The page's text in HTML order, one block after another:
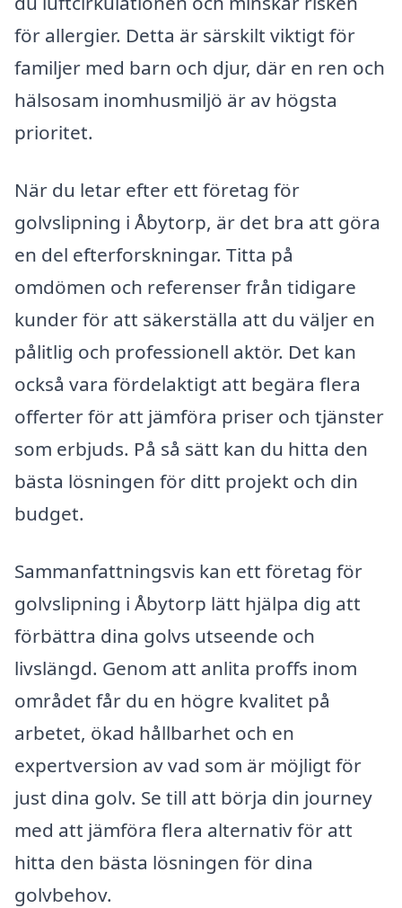
för allergier. Detta är särskilt viktigt för
familjer med barn och djur, där en ren och
hälsosam inomhusmiljö är av högsta
prioritet.
När du letar efter ett företag för
golvslipning i Åbytorp, är det bra att göra
en del efterforskningar. Titta på
omdömen och referenser från tidigare
kunder för att säkerställa att du väljer en
pålitlig och professionell aktör. Det kan
också vara fördelaktigt att begära flera
offerter för att jämföra priser och tjänster
som erbjuds. På så sätt kan du hitta den
bästa lösningen för ditt projekt och din
budget.
Sammanfattningsvis kan ett företag för
golvslipning i Åbytorp lätt hjälpa dig att
förbättra dina golvs utseende och
livslängd. Genom att anlita proffs inom
området får du en högre kvalitet på
arbetet, ökad hållbarhet och en
expertversion av vad som är möjligt för
just dina golv. Se till att börja din journey
med att jämföra flera alternativ för att
hitta den bästa lösningen för dina
golvbehov.